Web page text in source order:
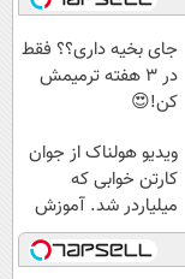
◗پرسش‌نامه◖
جای بخیه داری؟؟ فقط
در 3 هفته ترمیمش
کن!😍
ویدیو هولناک از جوان
کارتن خوابی که
میلیاردر شد. آموزش
رایگان